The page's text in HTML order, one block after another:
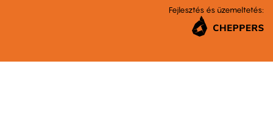
Fejlesztés és üzemeltetés: